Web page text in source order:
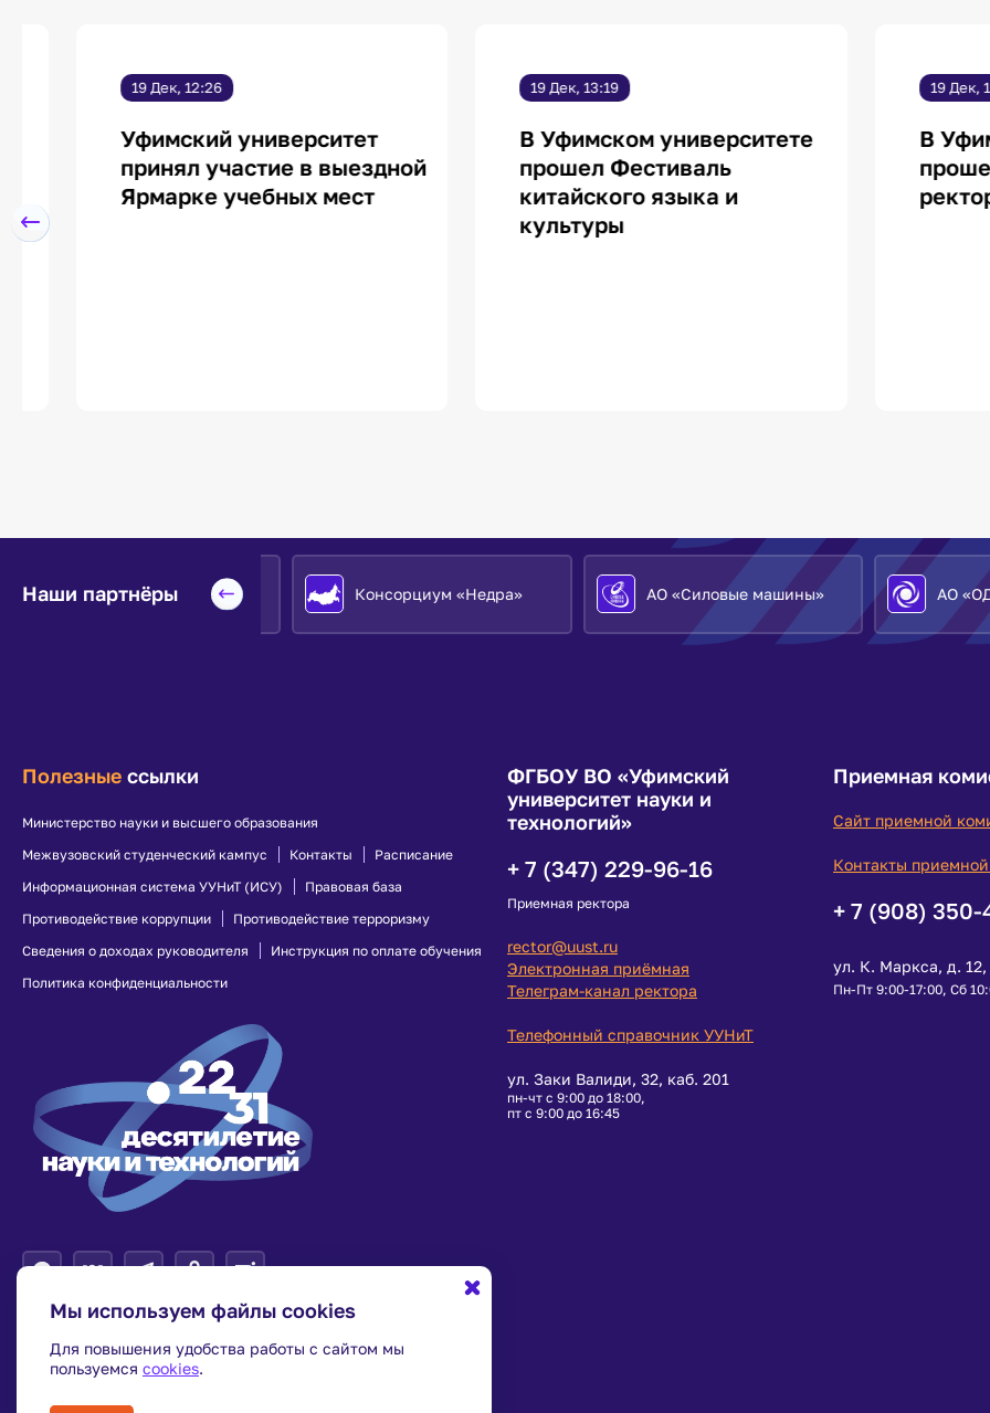
19 Дек, 12:26
Уфимский университет
принял участие в выездной
Ярмарке учебных мест
19 Дек, 13:19
В Уфимском университете
прошел Фестиваль
китайского языка и
культуры
19 Дек, 15:00
В
прошел
ректора"
Наши партнёры
Евразийский НОЦ Консорциум «Недра» АО «Силовые машины» АО «ОДК»
Полезные ссылки
Министерство науки и высшего образования
Межвузовский студенческий кампус
Контакты
Расписание
Информационная система УУНиТ (ИСУ)
Правовая база
Противодействие коррупции
Противодействие терроризму
Сведения о доходах руководителя
Инструкция по оплате обучения
Политика конфиденциальности
ФГБОУ ВО «Уфимский
университет науки и
технологий»
+ 7 (347) 229-96-16
Приемная ректора
rector@uust.ru
Электронная приёмная
Телеграм-канал ректора
Телефонный справочник УУНиТ
ул. Заки Валиди, 32, каб. 201
пн-чт с 9:00 до 18:00,
пт с 9:00 до 16:45
Приемная
Сайт приемной
Контакты
+ 7 (908) 350-
ул. К. Маркса, д. 12,
Пн-Пт 9:00-17:00, Сб
Мы используем файлы cookies
Для повышения удобства работы с сайтом мы
пользуемся cookies.